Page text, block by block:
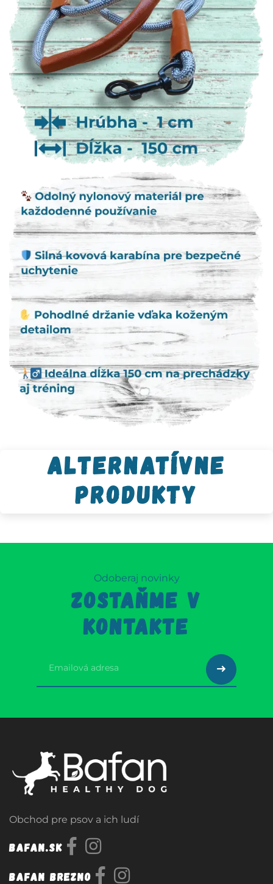
Alternatívne
produkty
Odoberaj novinky
ZOSTAŇME V
KONTAKTE
Obchod pre psov a ich ludí
Bafan.sk
Bafan Brezno